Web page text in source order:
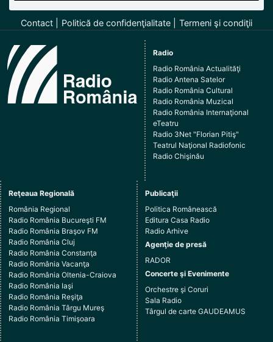
Contact Politică de confidenţialitate Termeni şi condiţii
Radio
Radio România Actualităţi
Radio Antena Satelor
Radio România Cultural
Radio România Muzical
Radio România Internaţional
eTeatru
Radio 3Net "Florian Pitiş"
Teatrul Naţional Radiofonic
Radio Chişinău
Reţeaua Regională
România Regional
Radio România Bucureşti FM
Radio România Braşov FM
Radio România Cluj
Radio România Constanţa
Radio România Vacanţa
Radio România Oltenia-Craiova
Radio România Iaşi
Radio România Reşiţa
Radio România Târgu Mureş
Radio România Timişoara
Publicaţii
Politica Românească
Editura Casa Radio
Radio Arhive
Agenţie de presă
RADOR
Concerte şi Evenimente
Orchestre şi Coruri
Sala Radio
Târgul de carte GAUDEAMUS